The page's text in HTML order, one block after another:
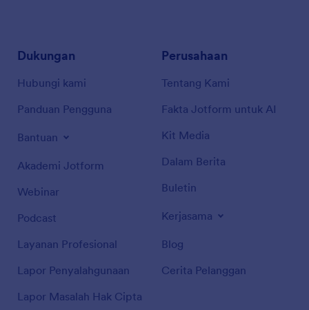
Dukungan
Hubungi kami
Panduan Pengguna
Bantuan
Akademi Jotform
Webinar
Podcast
Layanan Profesional
Lapor Penyalahgunaan
Lapor Masalah Hak Cipta
Perusahaan
Tentang Kami
Fakta Jotform untuk AI
Kit Media
Dalam Berita
Buletin
Kerjasama
Blog
Cerita Pelanggan